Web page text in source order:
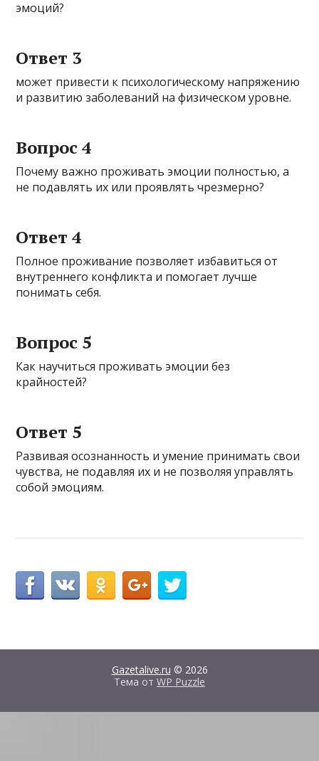
эмоций?
Ответ 3
может привести к психологическому напряжению
и развитию заболеваний на физическом уровне.
Вопрос 4
Почему важно проживать эмоции полностью, а
не подавлять их или проявлять чрезмерно?
Ответ 4
Полное проживание позволяет избавиться от
внутреннего конфликта и помогает лучше
понимать себя.
Вопрос 5
Как научиться проживать эмоции без
крайностей?
Ответ 5
Развивая осознанность и умение принимать свои
чувства, не подавляя их и не позволяя управлять
собой эмоциям.
Gazetalive.ru © 2026
Тема от WP Puzzle